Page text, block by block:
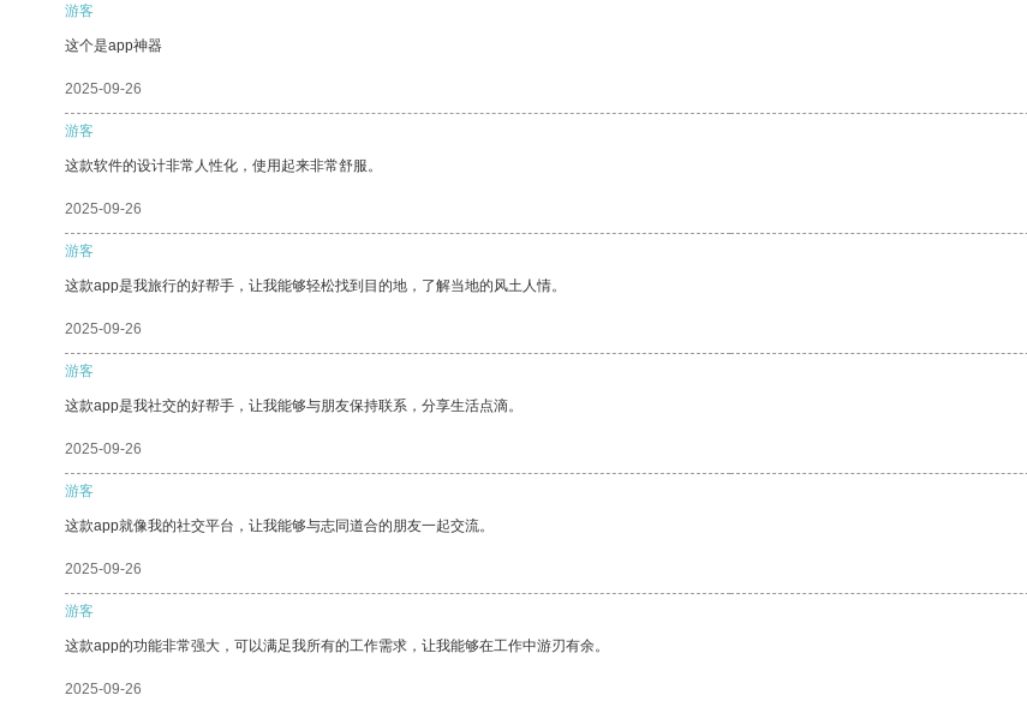
游客
这个是app神器
2025-09-26
游客
这款软件的设计非常人性化，使用起来非常舒服。
2025-09-26
游客
这款app是我旅行的好帮手，让我能够轻松找到目的地，了解当地的风土人情。
2025-09-26
游客
这款app是我社交的好帮手，让我能够与朋友保持联系，分享生活点滴。
2025-09-26
游客
这款app就像我的社交平台，让我能够与志同道合的朋友一起交流。
2025-09-26
游客
这款app的功能非常强大，可以满足我所有的工作需求，让我能够在工作中游刃有余。
2025-09-26